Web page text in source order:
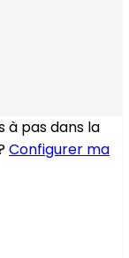
à pas dans la
Configurer ma